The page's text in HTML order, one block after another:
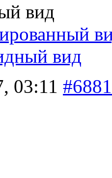
вид
вид
03:11 #6881